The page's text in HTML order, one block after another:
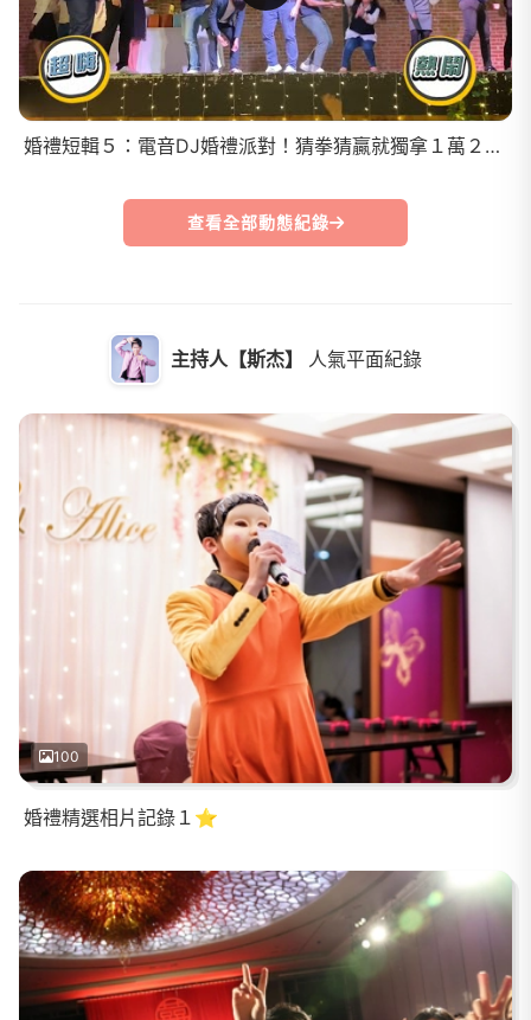
主持人【斯杰】 人氣平面紀錄
100
婚禮精選相片記錄１⭐
婚禮短輯５：電音DJ婚禮派對！猜拳猜贏就獨拿１萬２？新人驚喜頒獎盃給雙方爸媽！
查看全部動態紀錄